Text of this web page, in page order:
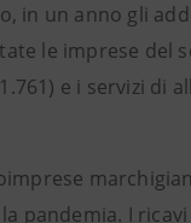
in un anno gli
le imprese del
e i servizi di
pandemia. I ricavi